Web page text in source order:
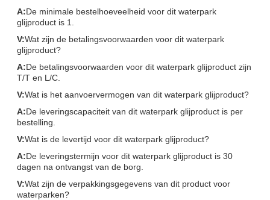
A:De minimale bestelhoeveelheid voor dit waterpark
glijproduct is 1.
V:Wat zijn de betalingsvoorwaarden voor dit waterpark
glijproduct?
A:De betalingsvoorwaarden voor dit waterpark glijproduct zijn
T/T en L/C.
V:Wat is het aanvoervermogen van dit waterpark glijproduct?
A:De leveringscapaciteit van dit waterpark glijproduct is per
bestelling.
V:Wat is de levertijd voor dit waterpark glijproduct?
A:De leveringstermijn voor dit waterpark glijproduct is 30
dagen na ontvangst van de borg.
V:Wat zijn de verpakkingsgegevens van dit product voor
waterparken?